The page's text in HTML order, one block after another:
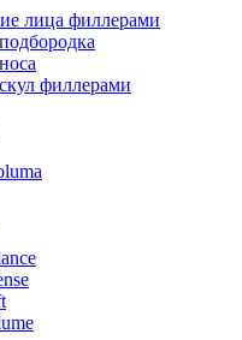
лица филлерами
филлерами